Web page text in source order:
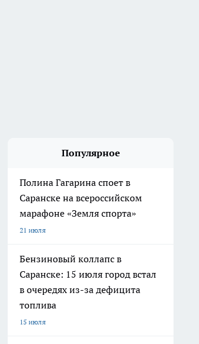
Популярное
Полина Гагарина споет в
Саранске на всероссийском
марафоне «Земля спорта»
21 июля
Бензиновый коллапс в
Саранске: 15 июля город встал
в очередях из-за дефицита
топлива
15 июля